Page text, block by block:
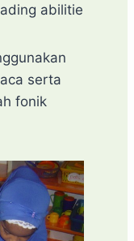
abilitie
serta
fonik